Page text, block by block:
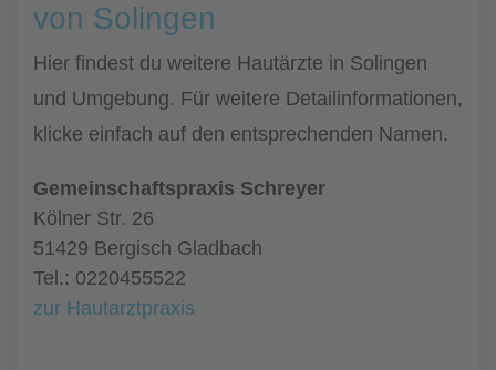
von Solingen
Hier findest du weitere Hautärzte in Solingen
und Umgebung. Für weitere Detailinformationen,
klicke einfach auf den entsprechenden Namen.
Gemeinschaftspraxis Schreyer
Kölner Str. 26
51429 Bergisch Gladbach
Tel.: 0220455522
zur Hautarztpraxis